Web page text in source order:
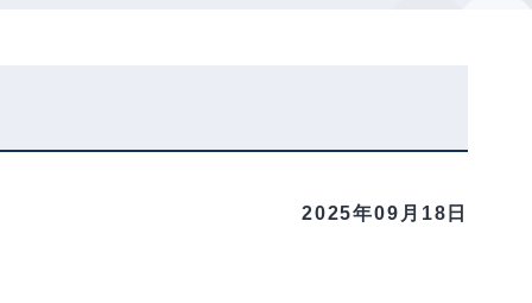
2025年09月18日